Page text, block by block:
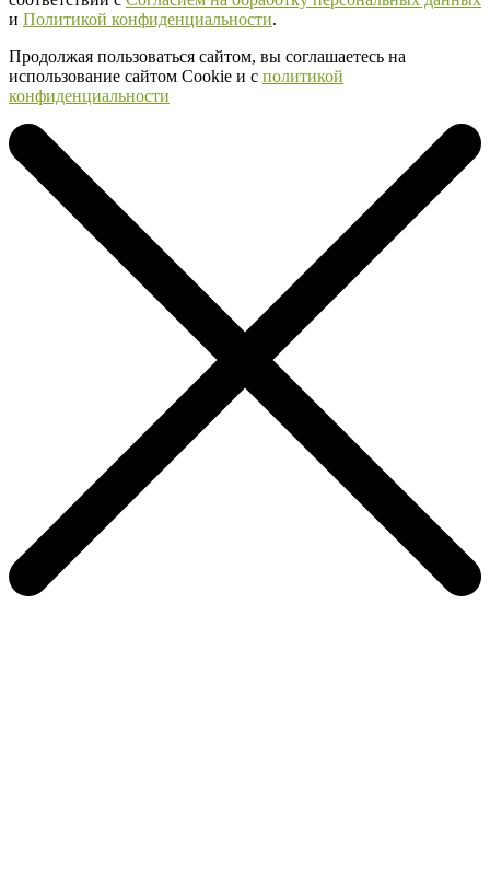
и Политикой конфиденциальности.
Продолжая пользоваться сайтом, вы соглашаетесь на
использование сайтом Cookie и с политикой
конфиденциальности